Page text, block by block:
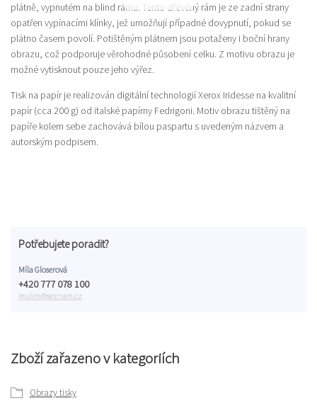
plátně, vypnutém na blind rámu. Tento dřevěný rám je ze zadní strany
opatřen vypínacími klínky, jež umožňují případné dovypnutí, pokud se
plátno časem povolí. Potištěným plátnem jsou potaženy i boční hrany
obrazu, což podporuje věrohodné působení celku. Z motivu obrazu je
možné vytisknout pouze jeho výřez.
Tisk na papír je realizován digitální technologií Xerox Iridesse na kvalitní
papír (cca 200 g) od italské papírny Fedrigoni. Motiv obrazu tištěný na
papíře kolem sebe zachovává bílou paspartu s uvedeným názvem a
autorským podpisem.
Zboží zařazeno v kategoriích
Obrazy tisky
Potřebujete poradit?
Míla Gloserová
+420 777 078 100
mulim@seznam.cz